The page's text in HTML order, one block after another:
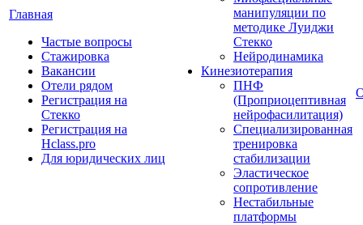
Главная
Частые вопросы
Стажировка
Вакансии
Отели рядом
Регистрация на
Стекко
Регистрация на
Hclass.pro
Для юридических лиц
манипуляции по
методике Луиджи
Стекко
Нейродинамика
Кинезиотерапия
ПНФ
(Проприоцептивная
нейрофасилитация)
Специализированная
тренировка
стабилизации
Эластическое
сопротивление
Нестабильные
платформы